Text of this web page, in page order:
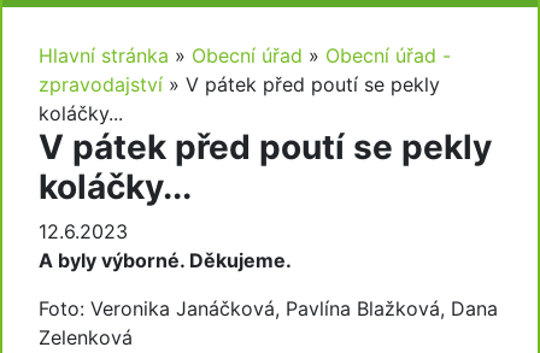
Hlavní stránka » Obecní úřad » Obecní úřad -
zpravodajství » V pátek před poutí se pekly
koláčky...
V pátek před poutí se pekly
koláčky...
12.6.2023
A byly výborné. Děkujeme.
Foto: Veronika Janáčková, Pavlína Blažková, Dana
Zelenková